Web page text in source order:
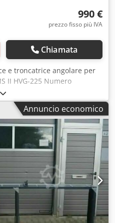
990 €
prezzo fisso più IVA
Chiamata
e troncatrice angolare per
II HVG-225 Numero
1980 Capacità di
Adgok 45° = 120
max. 400 mm Taglio
della lama: 1700 /
1,4 / 1,9 kW
Dimensioni del piano di
580 x 350 mm -
di taglio con funzione
45° verso sinistra -
per alluminio, diametro 400
trucioli, diametro
Ingombro (lunghezza x
x 1700 mm Peso: 150 kg
Annuncio economico